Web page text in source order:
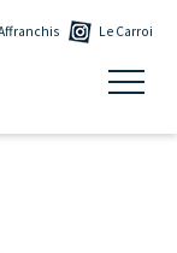
Le Carroi